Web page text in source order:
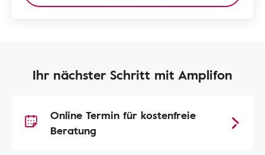
Ihr nächster Schritt mit Amplifon
Online Termin für kostenfreie
Beratung